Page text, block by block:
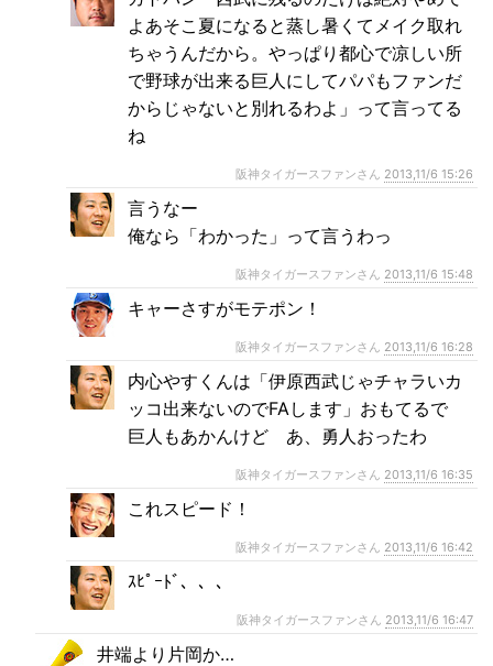
よあそこ夏になると蒸し暑くてメイク取れ
ちゃうんだから。やっぱり都心で凉しい所
で野球が出来る巨人にしてパパもファンだ
からじゃないと別れるわよ」って言ってる
ね
阪神タイガースファンさん 2013,11/6 15:26
言うなー
俺なら「わかった」って言うわっ
阪神タイガースファンさん 2013,11/6 15:48
キャーさすがモテポン！
阪神タイガースファンさん 2013,11/6 16:28
内心やすくんは「伊原西武じゃチャラいカ
ッコ出来ないのでFAします」おもてるで
巨人もあかんけど あ、勇人おったわ
阪神タイガースファンさん 2013,11/6 16:35
これスピード！
阪神タイガースファンさん 2013,11/6 16:42
ｽﾋﾟｰﾄﾞ、、、
阪神タイガースファンさん 2013,11/6 16:47
井端より片岡か…